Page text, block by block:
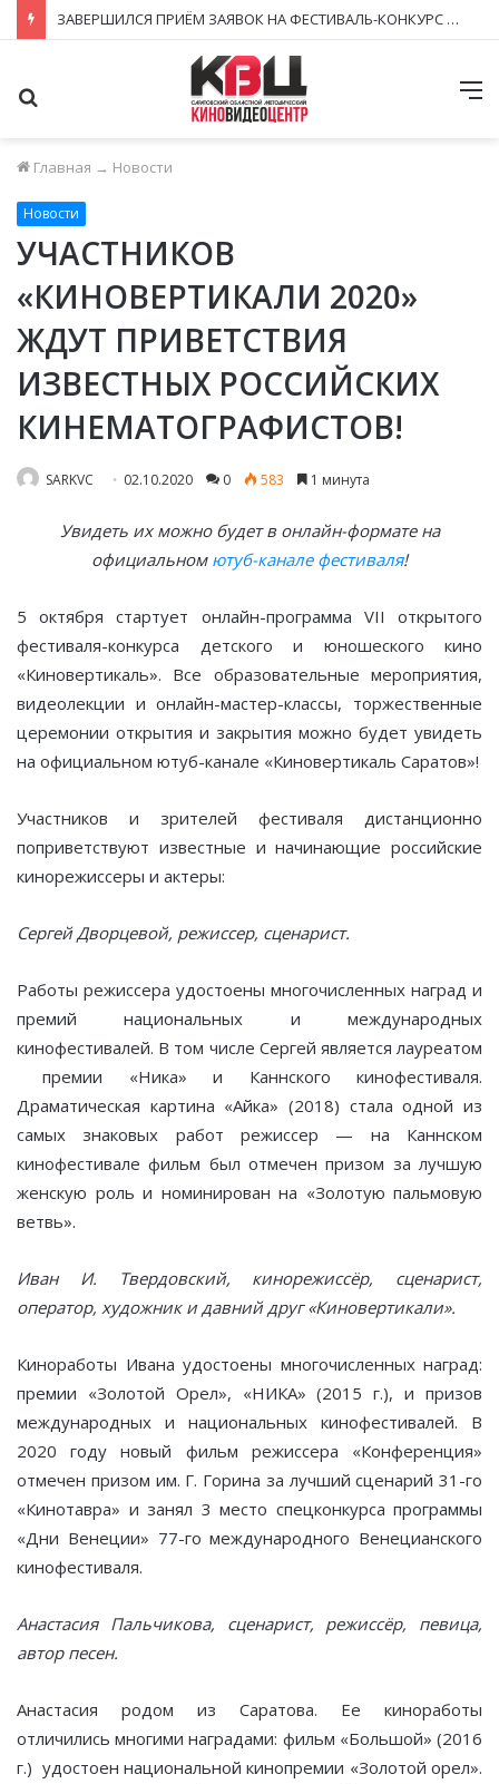
ЗАВЕРШИЛСЯ ПРИЁМ ЗАЯВОК НА ФЕСТИВАЛЬ-КОНКУРС «КИНОВЕРТИКАЛЬ 2026»
Главная → Новости
Новости
УЧАСТНИКОВ
«КИНОВЕРТИКАЛИ 2020»
ЖДУТ ПРИВЕТСТВИЯ
ИЗВЕСТНЫХ РОССИЙСКИХ
КИНЕМАТОГРАФИСТОВ!
SARKVC 02.10.2020 0 583 1 минута
Увидеть их можно будет в онлайн-формате на
официальном ютуб-канале фестиваля!
5 октября стартует онлайн-программа VII открытого
фестиваля-конкурса детского и юношеского кино
«Киновертикаль». Все образовательные мероприятия,
видеолекции и онлайн-мастер-классы, торжественные
церемонии открытия и закрытия можно будет увидеть
на официальном ютуб-канале «Киновертикаль Саратов»!
Участников и зрителей фестиваля дистанционно
поприветствуют известные и начинающие российские
кинорежиссеры и актеры:
Сергей Дворцевой, режиссер, сценарист.
Работы режиссера удостоены многочисленных наград и
премий национальных и международных
кинофестивалей. В том числе Сергей является лауреатом
премии «Ника» и Каннского кинофестиваля.
Драматическая картина «Айка» (2018) стала одной из
самых знаковых работ режиссер — на Каннском
кинофестивале фильм был отмечен призом за лучшую
женскую роль и номинирован на «Золотую пальмовую
ветвь».
Иван И. Твердовский, кинорежиссёр, сценарист,
оператор, художник и давний друг «Киновертикали».
Киноработы Ивана удостоены многочисленных наград:
премии «Золотой Орел», «НИКА» (2015 г.), и призов
международных и национальных кинофестивалей. В
2020 году новый фильм режиссера «Конференция»
отмечен призом им. Г. Горина за лучший сценарий 31-го
«Кинотавра» и занял 3 место спецконкурса программы
«Дни Венеции» 77-го международного Венецианского
кинофестиваля.
Анастасия Пальчикова, сценарист, режиссёр, певица,
автор песен.
Анастасия родом из Саратова. Ее киноработы
отличились многими наградами: фильм «Большой» (2016
г.) удостоен национальной кинопремии «Золотой орел».